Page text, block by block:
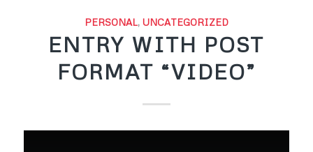
PERSONAL, UNCATEGORIZED
ENTRY WITH POST
FORMAT “VIDEO”